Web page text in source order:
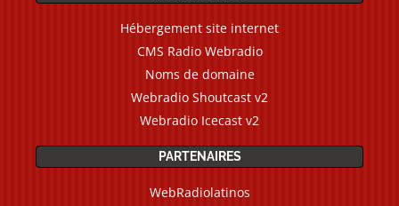
Hébergement site internet
CMS Radio Webradio
Noms de domaine
Webradio Shoutcast v2
Webradio Icecast v2
PARTENAIRES
WebRadiolatinos